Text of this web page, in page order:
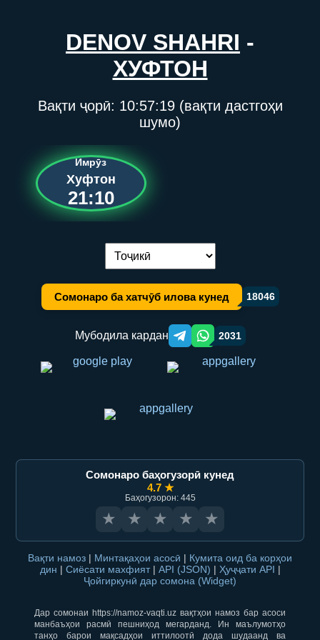
DENOV SHAHRI -
ХУФТОН
Вақти ҷорӣ: 10:57:19(вақти дастгоҳи
шумо)
Имрӯз
Хуфтон
21:10
Иваз кардани забон:
Сомонаро ба хатчӯб илова кунед 18046
Мубодила кардан Telegram orqali ulashish
WhatsApp orqali ulashish
2031
Сомонаро баҳогузорӣ кунед
4.7 ★
Баҳогузорон: 445
★ ★ ★ ★ ★
Вақти намоз | Минтақаҳои асосӣ | Кумита оид ба корҳои
дин | Сиёсати махфият | API (JSON) | Ҳуҷҷати API |
Ҷойгиркунӣ дар сомона (Widget)
Дар сомонаи https://namoz-vaqti.uz вақтҳои намоз бар асоси
манбаъҳои расмӣ пешниҳод мегарданд. Ин маълумотҳо
танҳо барои мақсадҳои иттилоотӣ дода шудаанд ва